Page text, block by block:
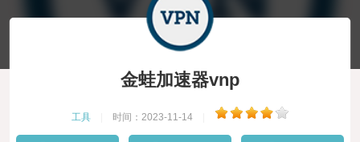
金蛙加速器vnp
工具 时间：2023-11-14